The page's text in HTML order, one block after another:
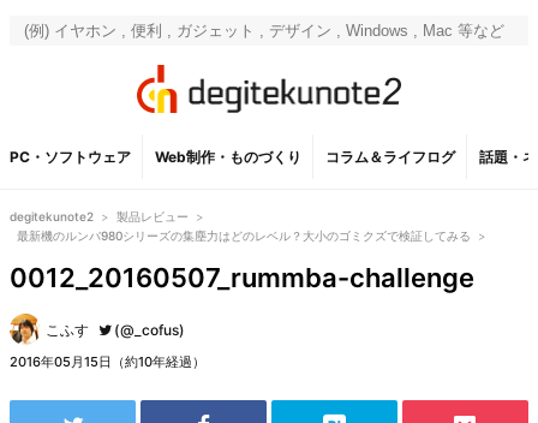
PC・ソフトウェア Web制作・ものづくり コラム＆ライフログ 話題・
degitekunote2 > 製品レビュー
>
最新機のルンバ980シリーズの集塵力はどのレベル？大小のゴミクズで検証してみる
>
0012_20160507_rummba-challenge
こふす (@_cofus)
2016年05月15日（約10年経過）